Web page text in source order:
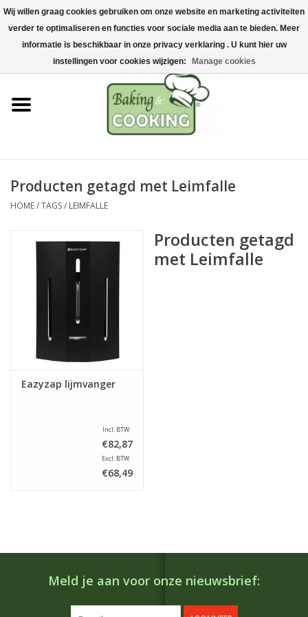
Home
Bak-& kookgerei
Machines & onderdelen
Chocolade & ijsbereiding
Hygiëne & opslag
Grondstoffen & Presentatie
Producten getagd met Leimfalle
HOME/TAGS/ LEIMFALLE
Eazyzap lijmvanger
Incl. BTW
€82,87
Excl. BTW
€68,49
Producten getagd
met Leimfalle
Meld je aan voor onze nieuwsbrief:
Wij willen graag cookies gebruiken om onze website en marketing activiteiten
verder te optimaliseren en functies voor sociale media aan te bieden. Meer
informatie is beschikbaar in onze privacy verklaring . U kunt hier uw
instellingen voor cookies wijzigen:
Manage cookies